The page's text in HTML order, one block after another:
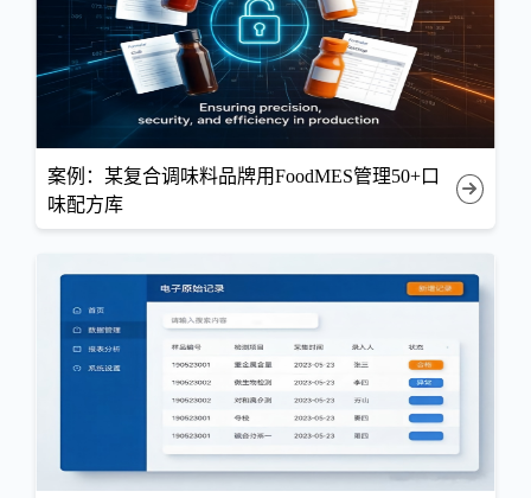
案例：某复合调味料品牌用FoodMES管理50+口
味配方库